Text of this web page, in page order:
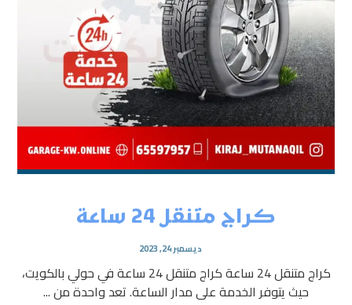
كراج متنقل 24 ساعة
ديسمبر 24, 2023
كراج متنقل 24 ساعة كراج متنقل 24 ساعة في حولي بالكويت،
حيث يتوفر الخدمة على مدار الساعة. تعد واحدة من ...